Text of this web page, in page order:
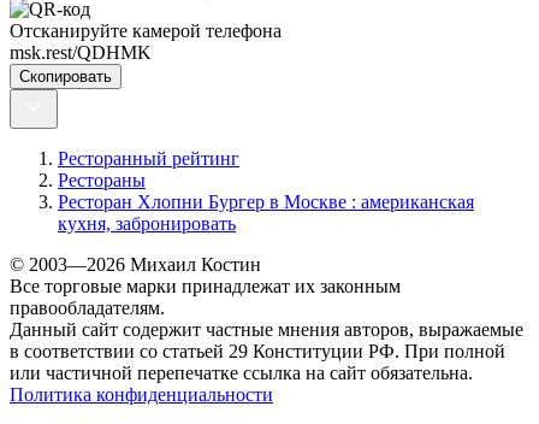
Отсканируйте камерой телефона
msk.rest/QDHMK
Скопировать
Ресторанный рейтинг
Рестораны
Ресторан Хлопни Бургер в Москве : американская
кухня, забронировать
© 2003—2026 Михаил Костин
Все торговые марки принадлежат их законным
правообладателям.
Данный сайт содержит частные мнения авторов, выражаемые
в соответствии со статьей 29 Конституции РФ. При полной
или частичной перепечатке ссылка на сайт обязательна.
Политика конфиденциальности